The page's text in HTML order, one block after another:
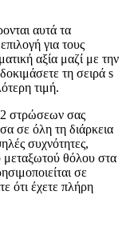
αυτά τα
για τους
αξία μαζί με την
τη σειρά s
τιμή.
2 στρώσεων σας
σε όλη τη διάρκεια
συχνότητες,
μεταξωτού θόλου στα
σε
ότι έχετε πλήρη